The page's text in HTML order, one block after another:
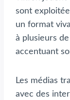
sont
un format
à plusieurs
accentuant
Les médias
avec des